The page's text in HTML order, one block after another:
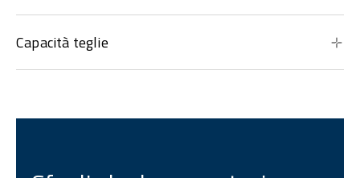
Capacità teglie